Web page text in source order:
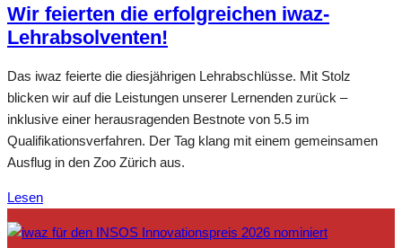
Wir feierten die erfolgreichen iwaz-
Lehrabsolventen!
Das iwaz feierte die diesjährigen Lehrabschlüsse. Mit Stolz
blicken wir auf die Leistungen unserer Lernenden zurück –
inklusive einer herausragenden Bestnote von 5.5 im
Qualifikationsverfahren. Der Tag klang mit einem gemeinsamen
Ausflug in den Zoo Zürich aus.
Lesen